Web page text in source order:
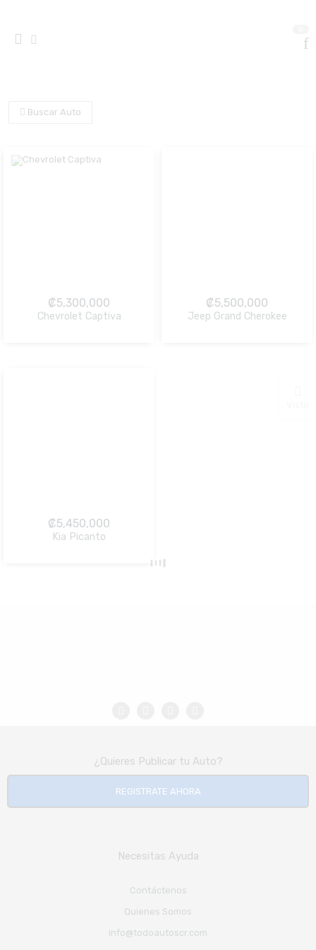
Buscar Auto
₡5,300,000
Chevrolet Captiva
₡5,500,000
Jeep Grand Cherokee
₡5,450,000
Kia Picanto
¿Quieres Publicar tu Auto?
REGISTRATE AHORA
Necesitas Ayuda
Contáctenos
Quienes Somos
info@todoautoscr.com